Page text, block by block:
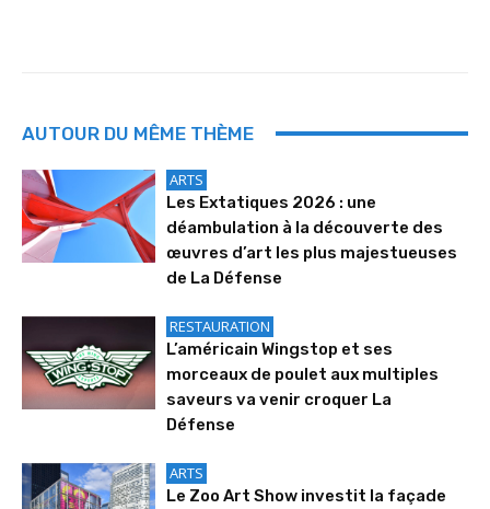
AUTOUR DU MÊME THÈME
ARTS
Les Extatiques 2026 : une
déambulation à la découverte des
œuvres d’art les plus majestueuses
de La Défense
RESTAURATION
L’américain Wingstop et ses
morceaux de poulet aux multiples
saveurs va venir croquer La
Défense
ARTS
Le Zoo Art Show investit la façade